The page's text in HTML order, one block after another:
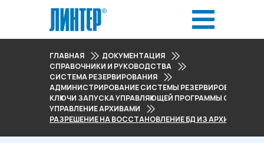
ГЛАВНАЯ
ДОКУМЕНТАЦИЯ
СПРАВОЧНИКИ И РУКОВОДСТВА
СИСТЕМА РЕЗЕРВИРОВАНИЯ
АДМИНИСТРИРОВАНИЕ СИСТЕМЫ РЕЗЕРВИРОВАНИЯ
КЛЮЧИ ЗАПУСКА УПРАВЛЯЮЩЕЙ ПРОГРАММЫ СИСТЕМЫ
УПРАВЛЕНИЕ АРХИВАМИ
РАЗРЕШЕНИЕ НА ВОССТАНОВЛЕНИЕ БД ИЗ АРХИВНОГО